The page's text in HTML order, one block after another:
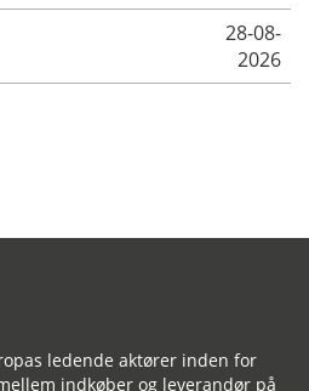
28-08-
2026
ledende aktører inden for
indkøber og leverandør på